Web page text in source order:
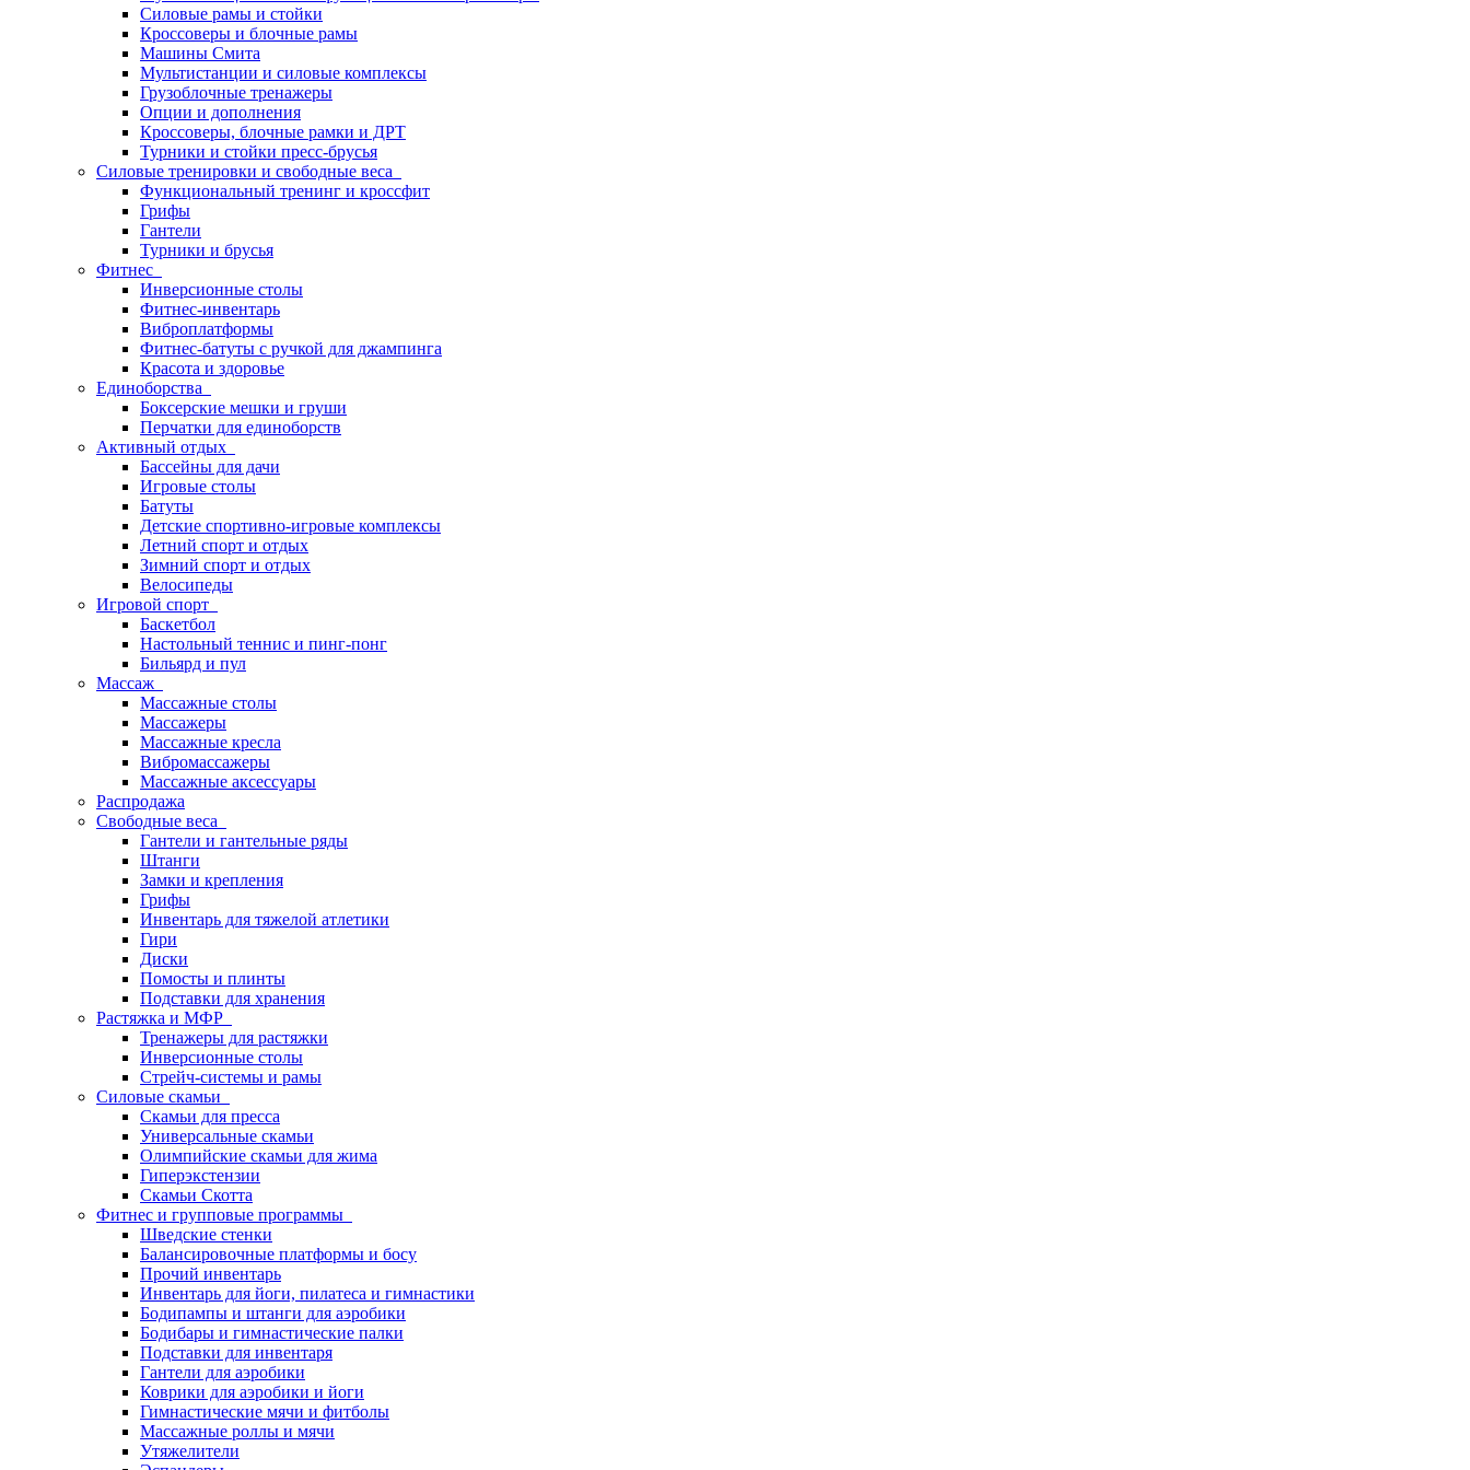
Силовые рамы и стойки
Кроссоверы и блочные рамы
Машины Смита
Мультистанции и силовые комплексы
Грузоблочные тренажеры
Опции и дополнения
Кроссоверы, блочные рамки и ДРТ
Турники и стойки пресс-брусья
Силовые тренировки и свободные веса
Функциональный тренинг и кроссфит
Грифы
Гантели
Турники и брусья
Фитнес
Инверсионные столы
Фитнес-инвентарь
Виброплатформы
Фитнес-батуты с ручкой для джампинга
Красота и здоровье
Единоборства
Боксерские мешки и груши
Перчатки для единоборств
Активный отдых
Бассейны для дачи
Игровые столы
Батуты
Детские спортивно-игровые комплексы
Летний спорт и отдых
Зимний спорт и отдых
Велосипеды
Игровой спорт
Баскетбол
Настольный теннис и пинг-понг
Бильярд и пул
Массаж
Массажные столы
Массажеры
Массажные кресла
Вибромассажеры
Массажные аксессуары
Распродажа
Свободные веса
Гантели и гантельные ряды
Штанги
Замки и крепления
Грифы
Инвентарь для тяжелой атлетики
Гири
Диски
Помосты и плинты
Подставки для хранения
Растяжка и МФР
Тренажеры для растяжки
Инверсионные столы
Стрейч-системы и рамы
Силовые скамьи
Скамьи для пресса
Универсальные скамьи
Олимпийские скамьи для жима
Гиперэкстензии
Скамьи Скотта
Фитнес и групповые программы
Шведские стенки
Балансировочные платформы и босу
Прочий инвентарь
Инвентарь для йоги, пилатеса и гимнастики
Бодипампы и штанги для аэробики
Бодибары и гимнастические палки
Подставки для инвентаря
Гантели для аэробики
Коврики для аэробики и йоги
Гимнастические мячи и фитболы
Массажные роллы и мячи
Утяжелители